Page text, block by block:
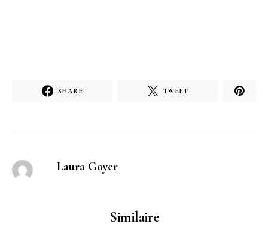
SHARE TWEET
Laura Goyer
Similaire